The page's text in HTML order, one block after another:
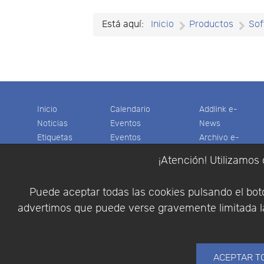
¡Atención!
Puede aceptar todas las cookies pulsando el
advertimos que puede verse gravemente limitada
ACEPTAR
Está aquí: Inicio Productos
Inicio
Noticias
Etiquetas
Cesta
Calendario
Eventos
Eventos
Colaboradores
Descargas
Videos
Addlink e-
News
Archivo e-
Software
Multifisica.com
Síganos